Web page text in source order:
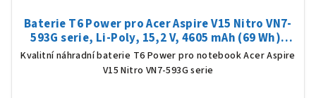
Baterie T6 Power pro Acer Aspire V15 Nitro VN7-
593G serie, Li-Poly, 15,2 V, 4605 mAh (69 Wh),
černá
Kvalitní náhradní baterie T6 Power pro notebook Acer Aspire
V15 Nitro VN7-593G serie